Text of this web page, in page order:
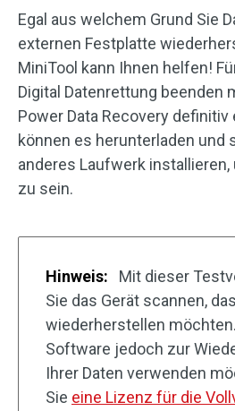
Egal aus welchem Grund Sie
externen Festplatte
MiniTool kann Ihnen helfen!
Digital Datenrettung beenden
Power Data Recovery definitiv
können es herunterladen und
anderes Laufwerk
zu sein.
Hinweis:
Mit dieser
Sie das Gerät scannen,
wiederherstellen
Software jedoch zur
Ihrer Daten verwenden
Sie eine Lizenz für die